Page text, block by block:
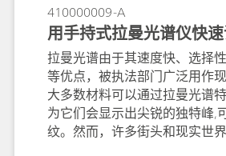
410000009-A
用手持式拉曼光谱仪快
拉曼光谱由于其速度快、选择
等优点，被执法部门广泛用作
大多数材料可以通过拉曼光谱
为它们会显示出尖锐的独特峰,
纹。然而，许多街头和现实世